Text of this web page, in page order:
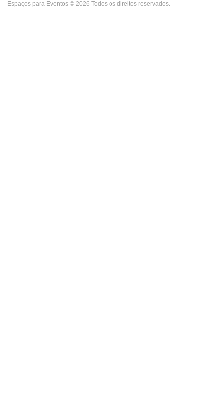
Espaços para Eventos © 2026 Todos os direitos reservados.